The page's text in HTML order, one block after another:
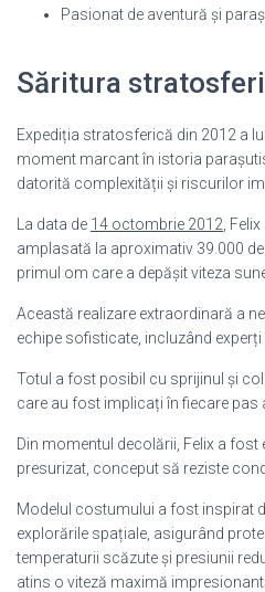
Pasionat de aventură și
Săritura
Expediția stratosferică din 2012 a
moment marcant în istoria
datorită complexității și riscurilor
La data de 14 octombrie 2012 ,
amplasată la aproximativ 39.000
primul om care a depășit viteza
Această realizare extraordinară a
echipe sofisticate, incluzând experți
Totul a fost posibil cu sprijinul și
care au fost implicați în fiecare pas
Din momentul decolării, Felix a
presurizat, conceput să reziste
Modelul costumului a fost inspirat
explorările spațiale, asigurând
temperaturii scăzute și presiunii
atins o viteză maximă